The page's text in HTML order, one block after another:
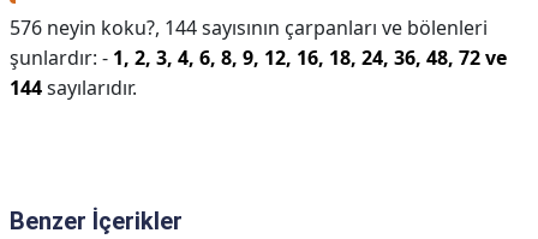
576 neyin koku?, 144 sayısının çarpanları ve bölenleri
şunlardır: - 1, 2, 3, 4, 6, 8, 9, 12, 16, 18, 24, 36, 48, 72 ve
144sayılarıdır.
Benzer İçerikler